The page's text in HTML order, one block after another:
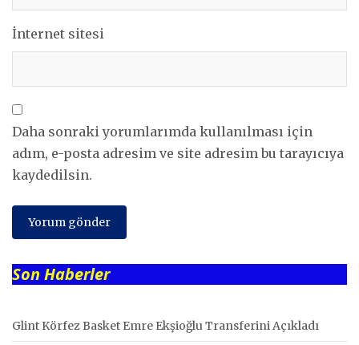
İnternet sitesi
Daha sonraki yorumlarımda kullanılması için
adım, e-posta adresim ve site adresim bu tarayıcıya
kaydedilsin.
Son Haberler
Glint Körfez Basket Emre Ekşioğlu Transferini Açıkladı